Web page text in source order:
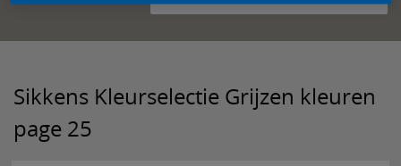
Sikkens Kleurselectie Grijzen kleuren
page 25